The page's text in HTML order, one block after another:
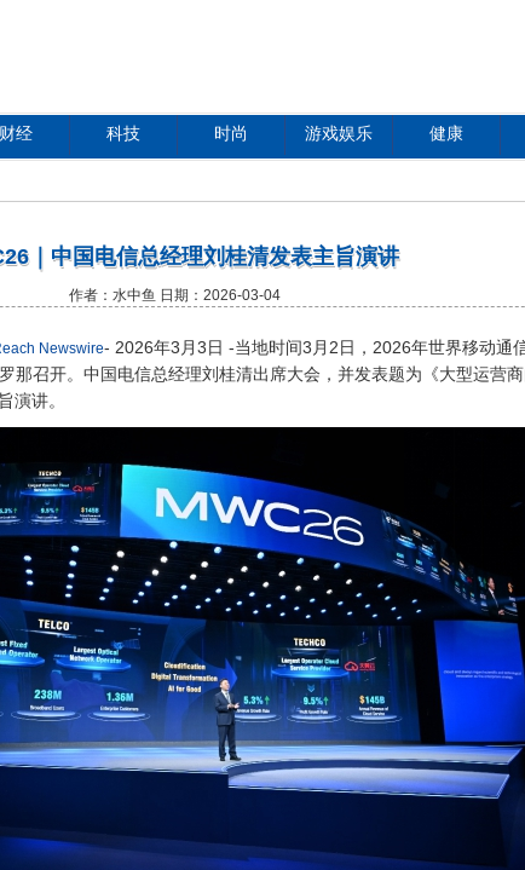
财经 科技 时尚 游戏娱乐 健康
｜中国电信总经理刘桂清发表主旨演讲
作者：水中鱼 日期：2026-03-04
Newswire- 2026年3月3日 -当地时间3月2日，2026年世界移动通
那召开。中国电信总经理刘桂清出席大会，并发表题为《大型运营
演讲。